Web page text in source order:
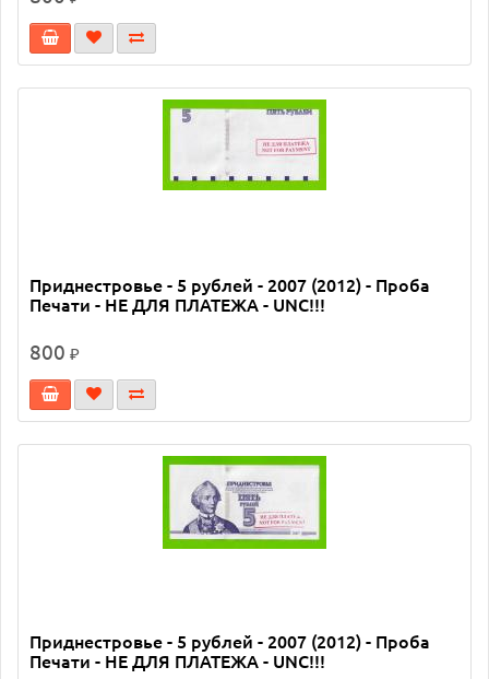
Приднестровье - 5 рублей - 2007 (2012) - Проба
Печати - НЕ ДЛЯ ПЛАТЕЖА - UNC!!!
800 ₽
Приднестровье - 5 рублей - 2007 (2012) - Проба
Печати - НЕ ДЛЯ ПЛАТЕЖА - UNC!!!